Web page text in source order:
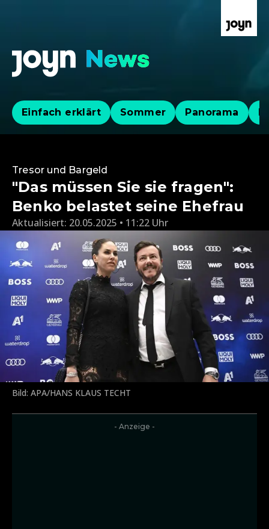
Einfach erklärt Sommer Panorama
Tresor und Bargeld
"Das müssen Sie sie fragen":
Benko belastet seine Ehefrau
Aktualisiert: 20.05.2025 • 11:22 Uhr
Bild: APA/HANS KLAUS TECHT
- Anzeige -